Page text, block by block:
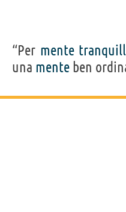
“Per mente
una mente ben